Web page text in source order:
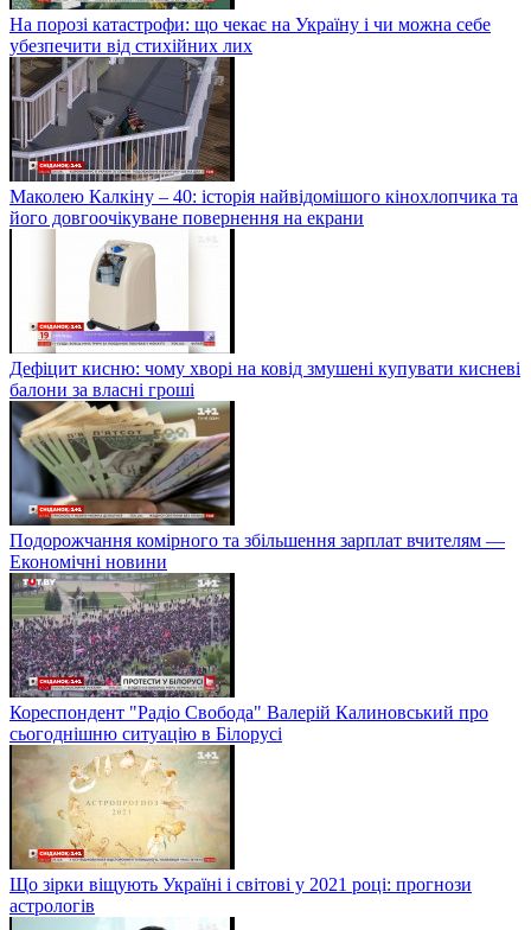
На порозі катастрофи: що чекає на Україну і чи можна себе
убезпечити від стихійних лих
Маколею Калкіну – 40: історія найвідомішого кінохлопчика та
його довгоочікуване повернення на екрани
Дефіцит кисню: чому хворі на ковід змушені купувати кисневі
балони за власні гроші
Подорожчання комірного та збільшення зарплат вчителям —
Економічні новини
Кореспондент "Радіо Свобода" Валерій Калиновський про
сьогоднішню ситуацію в Білорусі
Що зірки віщують Україні і світові у 2021 році: прогнози
астрологів